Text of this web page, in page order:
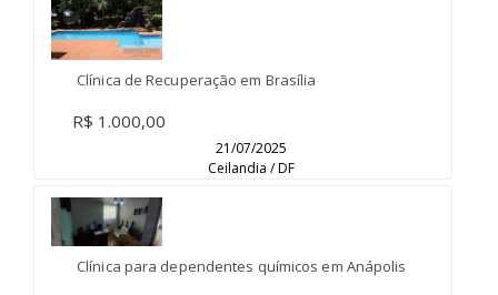
Clínica de Recuperação em Brasília
R$ 1.000,00
21/07/2025
Ceilandia / DF
Clínica para dependentes químicos em Anápolis